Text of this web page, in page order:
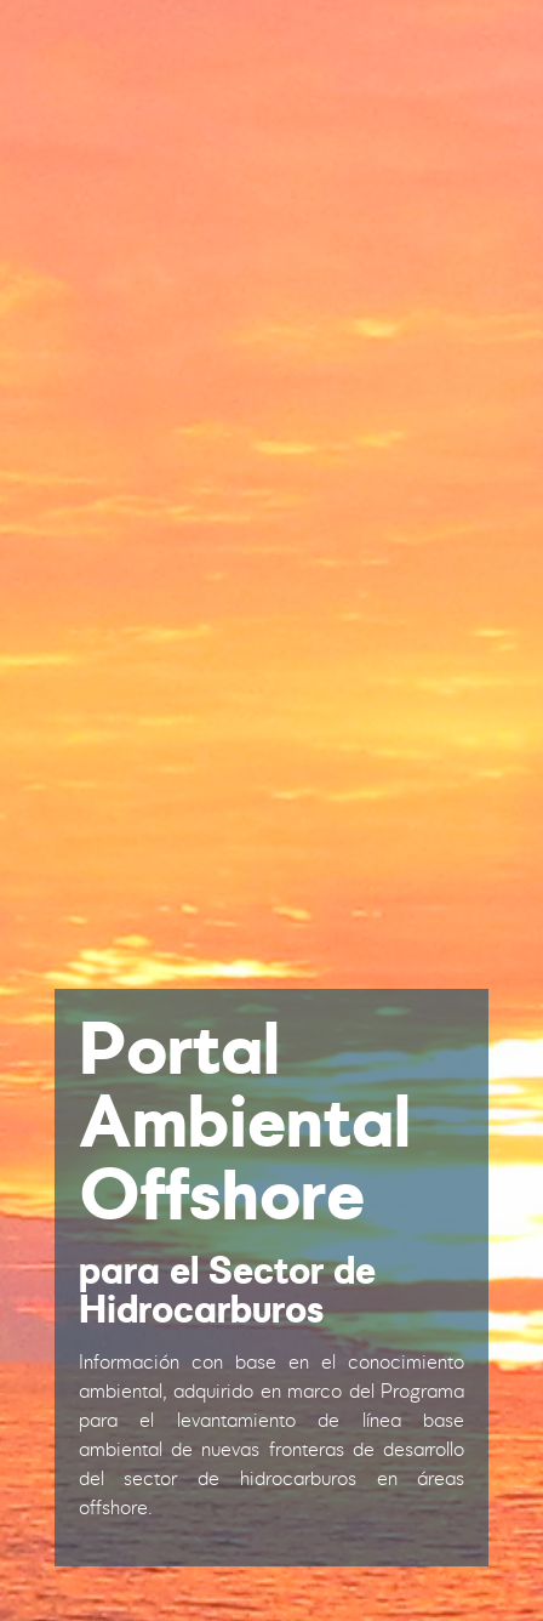
Portal
Ambiental
Offshore
para el Sector de
Hidrocarburos
Información con base en el conocimiento
ambiental, adquirido en marco del Programa
para el levantamiento de línea base
ambiental de nuevas fronteras de desarrollo
del sector de hidrocarburos en áreas
offshore.